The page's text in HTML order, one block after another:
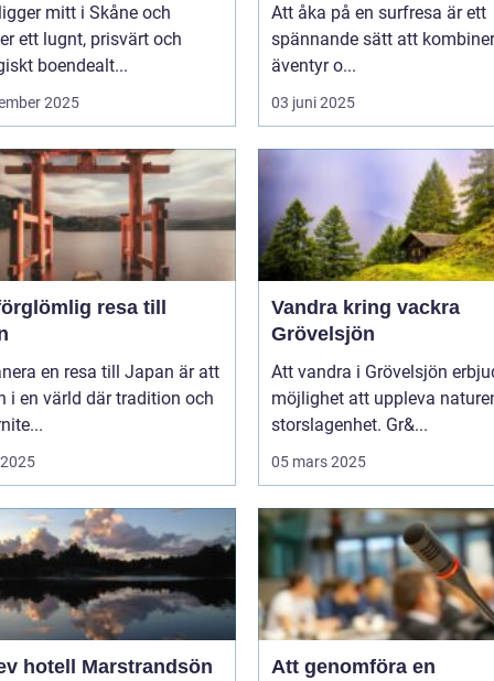
mitt i Skåne och
ett lugnt, prisvärt och
boendealt...
2025
Att åka på en surfresa är ett
spännande sätt att
äventyr o...
03 juni 2025
resa till
en resa till Japan är att
i en värld där tradition och
Vandra kring vackra
Grövelsjön
Att vandra i Grövelsjön
möjlighet att uppleva
storslagenhet. Gr&...
05 mars 2025
hotell Marstrandsön
Att genomföra en